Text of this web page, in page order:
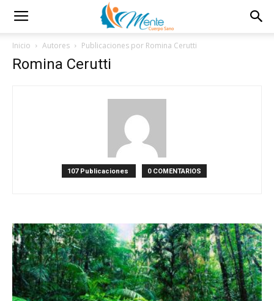
Inicio Autores Publicaciones por Romina Cerutti
Romina Cerutti
107 Publicaciones 0 COMENTARIOS